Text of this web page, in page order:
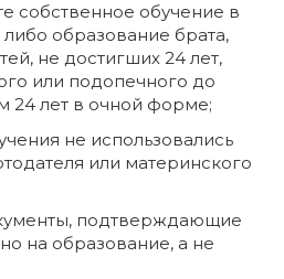
собственное обучение в
образование брата,
не достигших 24 лет,
или подопечного до
24 лет в очной форме;
не использовались
или материнского
подтверждающие
на образование, а не